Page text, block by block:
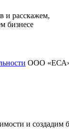
и расскажем,
бизнесе
ООО
и создадим